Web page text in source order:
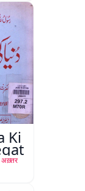
Ki
अख़्तर